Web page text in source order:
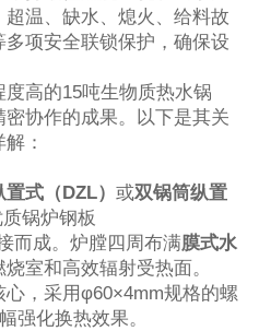
温、缺水、熄火、给料故
项安全联锁保护，确保设
高的15吨生物质热水锅
协作的成果。以下是其关
：
置式（DZL）或双锅筒纵置
锅炉钢板
而成。炉膛四周布满膜式水
室和高效辐射受热面。
心，采用φ60×4mm规格的螺
强化换热效果。